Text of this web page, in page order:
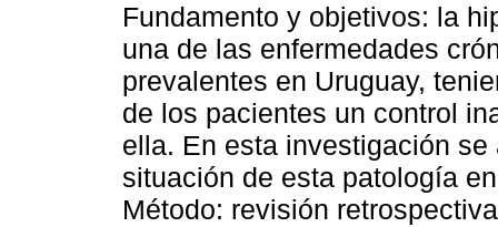
Fundamento y objetivos: la
una de las enfermedades
prevalentes en Uruguay,
de los pacientes un control
ella. En esta investigación se
situación de esta patología
Método: revisión